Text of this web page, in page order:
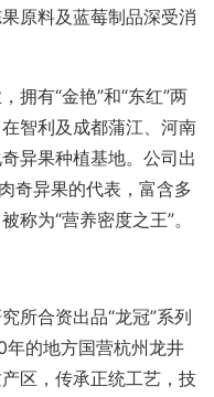
原料及蓝莓制品深受消
拥有“金艳”和“东红”两
智利及成都蒲江、河南
异果种植基地。公司出
奇异果的代表，富含多
称为“营养密度之王”。
所合资出品“龙冠”系列
的地方国营杭州龙井
区，传承正统工艺，技